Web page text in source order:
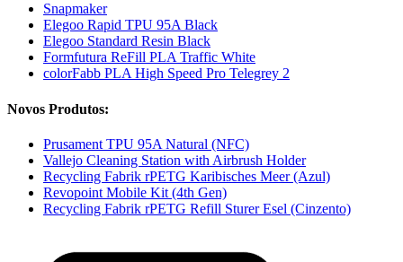
Snapmaker
Elegoo Rapid TPU 95A Black
Elegoo Standard Resin Black
Formfutura ReFill PLA Traffic White
colorFabb PLA High Speed Pro Telegrey 2
Novos Produtos:
Prusament TPU 95A Natural (NFC)
Vallejo Cleaning Station with Airbrush Holder
Recycling Fabrik rPETG Karibisches Meer (Azul)
Revopoint Mobile Kit (4th Gen)
Recycling Fabrik rPETG Refill Sturer Esel (Cinzento)